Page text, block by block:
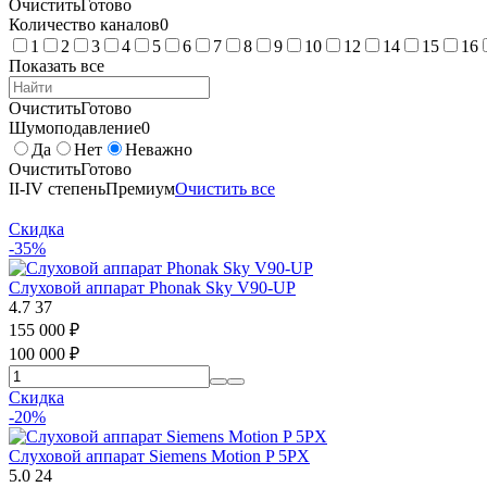
ОчиститьГотово
Количество каналов0
1
2 3 4 5 6 7 8 9 10 12 14 15 16
Показать все
ОчиститьГотово
Шумоподавление0
Да
Нет
Неважно
ОчиститьГотово
II-IV степеньПремиумОчистить все
Скидка
-35%
Слуховой аппарат Phonak Sky V90-UP
4.7 37
155 000 ₽
100 000 ₽
Скидка
-20%
Слуховой аппарат Siemens Motion P 5PX
5.0 24